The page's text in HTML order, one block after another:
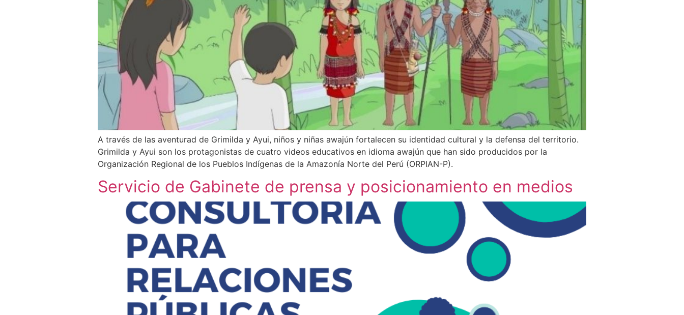
A través de las aventurad de Grimilda y Ayui, niños y niñas awajún fortalecen su identidad cultural y la defensa del territorio.
Grimilda y Ayui son los protagonistas de cuatro videos educativos en idioma awajún que han sido producidos por la
Organización Regional de los Pueblos Indígenas de la Amazonía Norte del Perú (ORPIAN-P).
Servicio de Gabinete de prensa y posicionamiento en medios